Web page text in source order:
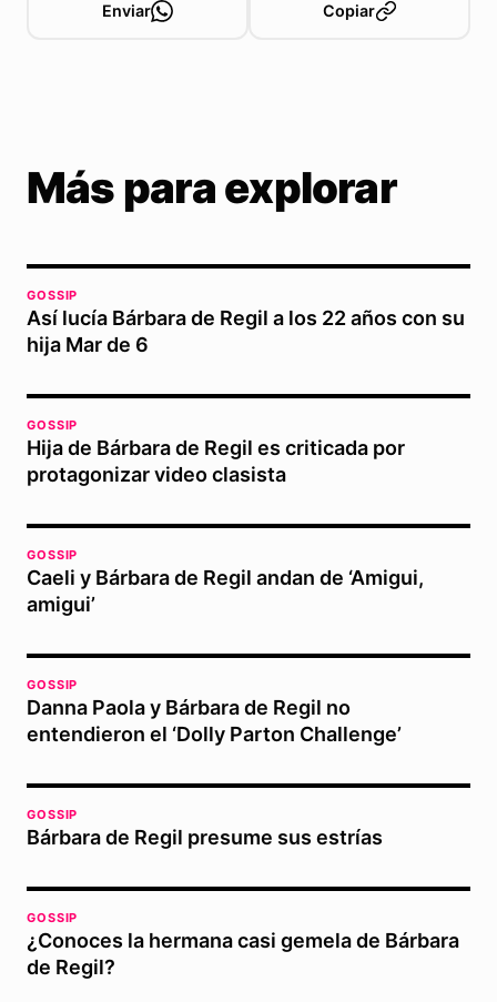
Enviar Copiar
Más para explorar
GOSSIP
Así lucía Bárbara de Regil a los 22 años con su
hija Mar de 6
GOSSIP
Hija de Bárbara de Regil es criticada por
protagonizar video clasista
GOSSIP
Caeli y Bárbara de Regil andan de ‘Amigui,
amigui’
GOSSIP
Danna Paola y Bárbara de Regil no
entendieron el ‘Dolly Parton Challenge’
GOSSIP
Bárbara de Regil presume sus estrías
GOSSIP
¿Conoces la hermana casi gemela de Bárbara
de Regil?